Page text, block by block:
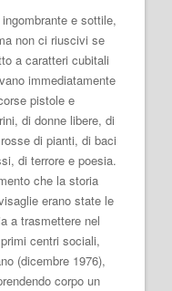
e sottile,
non ci riuscivi se
a caratteri cubitali
immediatamente
pistole e
di donne libere, di
di pianti, di baci
di terrore e poesia.
che la storia
erano state le
a trasmettere nel
centri sociali,
(dicembre 1976),
corpo un